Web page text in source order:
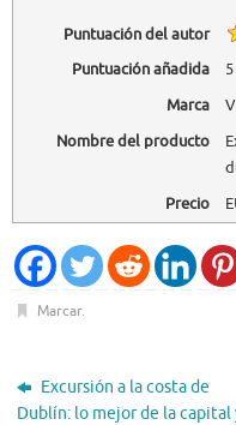
Puntuación del autor
Puntuación añadida
5
Marca
Nombre del producto
Precio
Marcar.
Excursión a la costa de
Dublín: lo mejor de la capital